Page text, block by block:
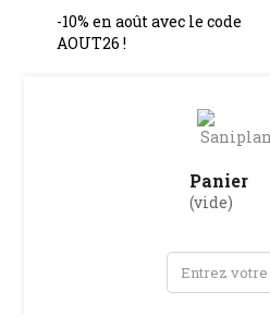
-10% en août avec le code
AOUT26 !
Panier
(vide)